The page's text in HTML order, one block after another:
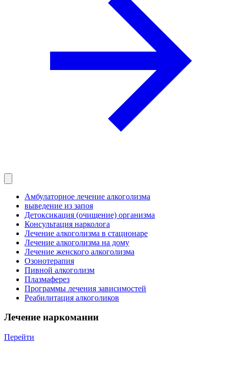
Амбулаторное лечение алкоголизма
выведение из запоя
Детоксикация (очищение) организма
Консультация нарколога
Лечение алкоголизма в стационаре
Лечение алкоголизма на дому
Лечение женского алкоголизма
Озонотерапия
Пивной алкоголизм
Плазмаферез
Программы лечения зависимостей
Реабилитация алкоголиков
Лечение наркомании
Перейти